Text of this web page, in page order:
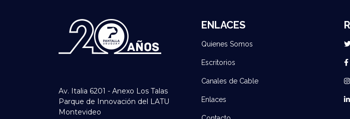
Av. Italia 6201 - Anexo Los Talas
Parque de Innovación del LATU
Montevideo
ENLACES
Quienes Somos
Escritorios
Canales de Cable
Enlaces